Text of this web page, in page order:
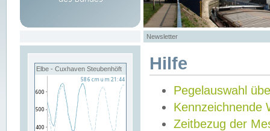
Newsletter
Elbe - Cuxhaven Steubenhöft Hilfe
Pegelauswahl
Kennzeichnende
Zeitbezug der